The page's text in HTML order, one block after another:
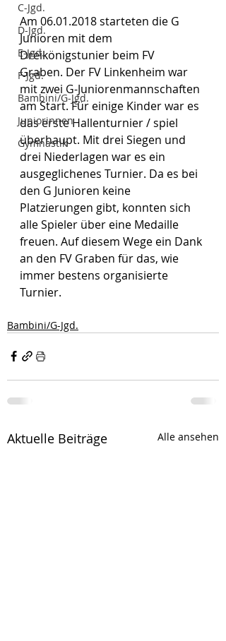
C-Jgd.
D-Jgd.
E-Jgd.
F-Jgd.
Bambini/G-Jgd.
Juniorinnen
Gymnastik
Am 06.01.2018 starteten die G
Junioren mit dem
Dreikönigstunier beim FV
Graben. Der FV Linkenheim war
mit zwei G-Juniorenmannschaften
am Start. Für einige Kinder war es
das erste Hallenturnier / spiel
überhaupt. Mit drei Siegen und
drei Niederlagen war es ein
ausgeglichenes Turnier. Da es bei
den G Junioren keine
Platzierungen gibt, konnten sich
alle Spieler über eine Medaille
freuen. Auf diesem Wege ein Dank
an den FV Graben für das, wie
immer bestens organisierte
Turnier.
Bambini/G-Jgd.
Aktuelle Beiträge Alle ansehen